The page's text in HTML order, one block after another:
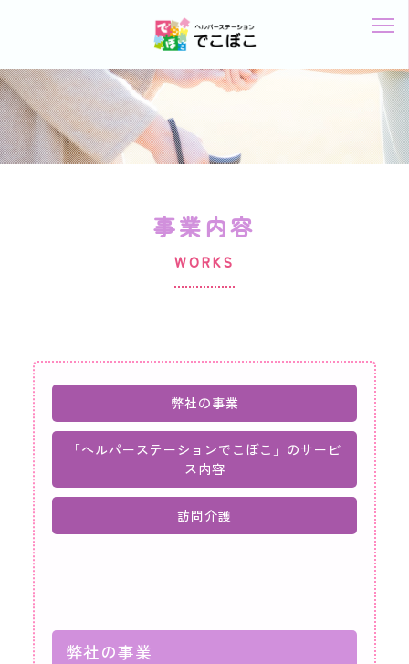
事業内容
WORKS
弊社の事業
「ヘルパーステーションでこぼこ」のサービ
ス内容
訪問介護
弊社の事業